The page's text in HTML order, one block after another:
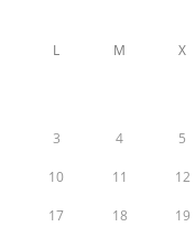
L M X
3 4 5
10 11 12
17 18 19